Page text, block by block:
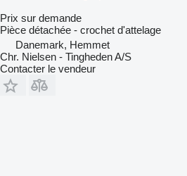
Prix sur demande
Pièce détachée - crochet d'attelage
Danemark, Hemmet
Chr. Nielsen - Tingheden A/S
Contacter le vendeur